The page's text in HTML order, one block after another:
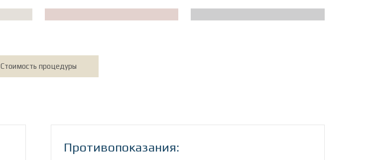
Стоимость процедуры
Противопоказания: